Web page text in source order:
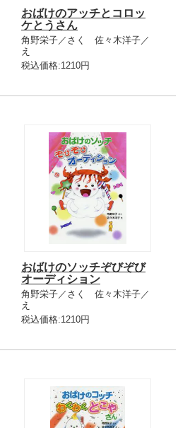
おばけのアッチとコロッ
ケとうさん
角野栄子／さく 佐々木洋子／
え
税込価格:1210円
おばけのソッチぞびぞび
オーディション
角野栄子／さく 佐々木洋子／
え
税込価格:1210円